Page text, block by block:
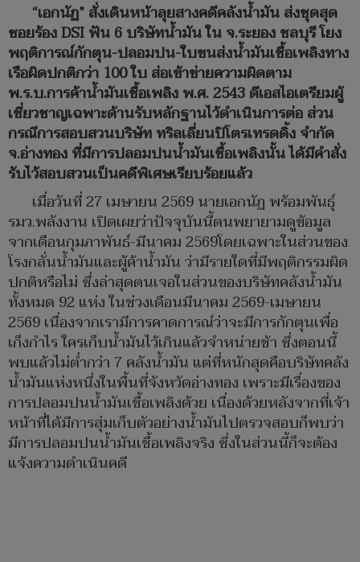
“เอกนัฏ”สั่งเดินหน้าลุยสางคดีคลังน้ำมัน ส่งชุดสุด
ซอยร้อง DSIฟัน 6บริษัทน้ำมัน ใน จ.ระยองชลบุรี โยง
พฤติการณ์กักตุน-ปลอมปน-ใบขนส่งน้ำมันเชื้อเพลิงทาง
เรือผิดปกติกว่า 100ใบ ส่อเข้าข่ายความผิดตาม
พ.ร.บ.การค้าน้ำมันเชื้อเพลิง พ.ศ. 2543ดีเอสไอเตรียมผู้
เชี่ยวชาญเฉพาะด้านรับหลักฐานไว้ดำเนินการต่อ ส่วน
กรณีการสอบสวนบริษัท ทริลเลี่ยนปิโตรเทรดดิ้ง จำกัด
จ.อ่างทอง ที่มีการปลอมปนน้ำมันเชื้อเพลิงนั้น ได้มีคำสั่ง
รับไว้สอบสวนเป็นคดีพิเศษเรียบร้อยแล้ว
เมื่อวันที่ 27 เมษายน 2569 นายเอกนัฏ พร้อมพันธุ์
รมว.พลังงาน เปิดเผยว่าปัจจุบันนี้ตนพยายามดูข้อมูล
จากเดือนกุมภาพันธ์-มีนาคม 2569โดยเฉพาะในส่วนของ
โรงกลั่นน้ำมันและผู้ค้าน้ำมัน ว่ามีรายใดที่มีพฤติกรรมผิด
ปกติหรือไม่ ซึ่งล่าสุดตนเจอในส่วนของบริษัทคลังน้ำมัน
ทั้งหมด 92 แห่ง ในช่วงเดือนมีนาคม 2569-เมษายน
2569 เนื่องจากเรามีการคาดการณ์ว่าจะมีการกักตุนเพื่อ
เก็งกำไร ใครเก็บน้ำมันไว้เกินแล้วจำหน่ายช้า ซึ่งตอนนี้
พบแล้วไม่ต่ำกว่า 7 คลังน้ำมัน แต่ที่หนักสุดคือบริษัทคลัง
น้ำมันแห่งหนึ่งในพื้นที่จังหวัดอ่างทอง เพราะมีเรื่องของ
การปลอมปนน้ำมันเชื้อเพลิงด้วย เนื่องด้วยหลังจากที่เจ้า
หน้าที่ได้มีการสุ่มเก็บตัวอย่างน้ำมันไปตรวจสอบก็พบว่า
มีการปลอมปนน้ำมันเชื้อเพลิงจริง ซึ่งในส่วนนี้ก็จะต้อง
แจ้งความดำเนินคดี